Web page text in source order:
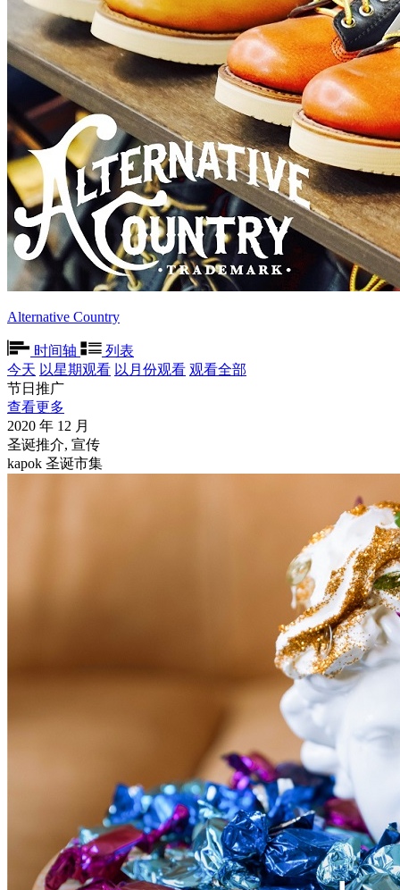
Alternative Country
时间轴
列表
今天 以星期观看 以月份观看 观看全部
节日推广
查看更多
2020 年 12 月
圣诞推介, 宣传
kapok 圣诞市集